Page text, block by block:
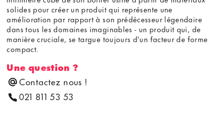
solides pour créer un produit qui représente une
amélioration par rapport à son prédécesseur légendaire
dans tous les domaines imaginables - un produit qui, de
manière cruciale, se targue toujours d'un facteur de forme
compact.
Une question ?
Contactez nous !
021 811 53 53